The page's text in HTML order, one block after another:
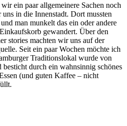
ein paar allgemeinere Sachen noch
in die Innenstadt. Dort mussten
man munkelt das ein oder andere
gewandert. Über den
stories machten wir uns auf der
Seit ein paar Wochen möchte ich
Traditionslokal wurde von
durch ein wahnsinnig schönes
(und guten Kaffee – nicht